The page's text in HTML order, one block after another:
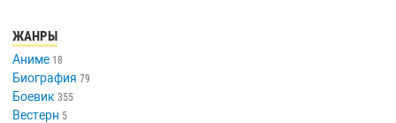
ЖАНРЫ
Аниме 18
Биография 79
Боевик 355
Вестерн 5